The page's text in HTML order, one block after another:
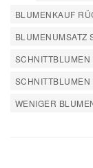
BLUMENKAUF
BLUMENUMSATZ
SCHNITTBLUMEN
WENIGER